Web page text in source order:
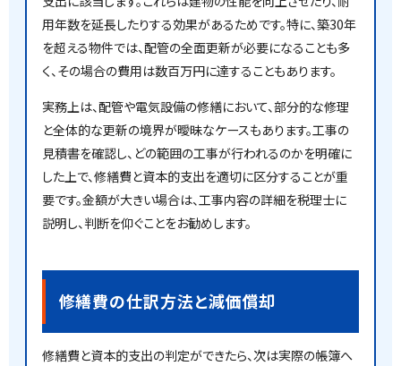
用年数を延長したりする効果があるためです。特に、築30年
を超える物件では、配管の全面更新が必要になることも多
く、その場合の費用は数百万円に達することもあります。
実務上は、配管や電気設備の修繕において、部分的な修理
と全体的な更新の境界が曖昧なケースもあります。工事の
見積書を確認し、どの範囲の工事が行われるのかを明確に
した上で、修繕費と資本的支出を適切に区分することが重
要です。金額が大きい場合は、工事内容の詳細を税理士に
説明し、判断を仰ぐことをお勧めします。
修繕費の仕訳方法と減価償却
修繕費と資本的支出の判定ができたら、次は実際の帳簿へ